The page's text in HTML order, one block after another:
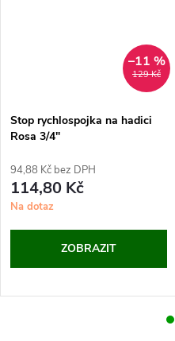
129 Kč
–11 %
Stop rychlospojka na hadici
Rosa 3/4"
94,88 Kč bez DPH
114,80 Kč
Na dotaz
ZOBRAZIT